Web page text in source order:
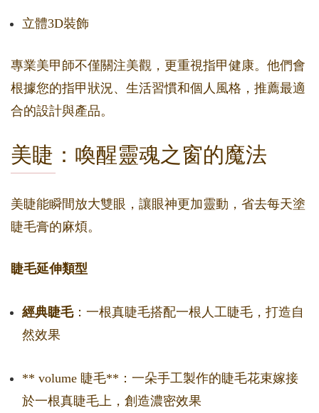
立體3D裝飾
專業美甲師不僅關注美觀，更重視指甲健康。他們會
根據您的指甲狀況、生活習慣和個人風格，推薦最適
合的設計與產品。
美睫：喚醒靈魂之窗的魔法
美睫能瞬間放大雙眼，讓眼神更加靈動，省去每天塗
睫毛膏的麻煩。
睫毛延伸類型
經典睫毛：一根真睫毛搭配一根人工睫毛，打造自
然效果
** volume 睫毛**：一朵手工製作的睫毛花束嫁接
於一根真睫毛上，創造濃密效果